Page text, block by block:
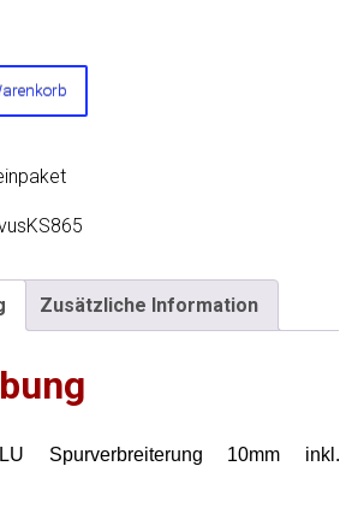
Zusätzliche Information
Spurverbreiterung 10mm inkl.